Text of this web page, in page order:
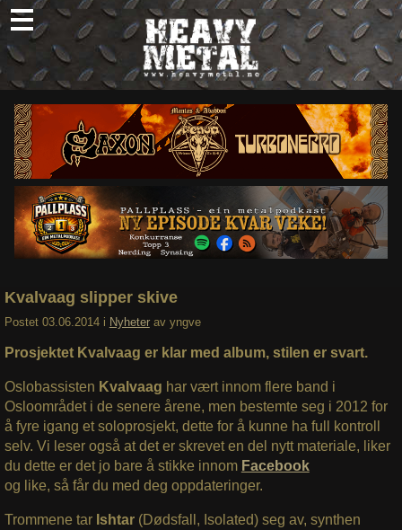
Skip
to
content
Nyheter
Omtaler
Intervjuer
Om oss
Abonner
Søk
Kvalvaag slipper skive
Postet 03.06.2014 i Nyheter av yngve
Prosjektet Kvalvaag er klar med album, stilen er svart.
Oslobassisten Kvalvaag har vært innom flere band i
Osloområdet i de senere årene, men bestemte seg i 2012 for
å fyre igang et soloprosjekt, dette for å kunne ha full kontroll
selv. Vi leser også at det er skrevet en del nytt materiale, liker
du dette er det jo bare å stikke innom Facebook
og like, så får du med deg oppdateringer.
Trommene tar Ishtar (Dødsfall, Isolated) seg av, synthen